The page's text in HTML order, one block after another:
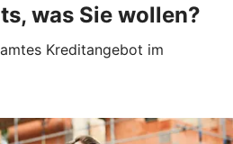
was Sie wollen?
Kreditangebot im